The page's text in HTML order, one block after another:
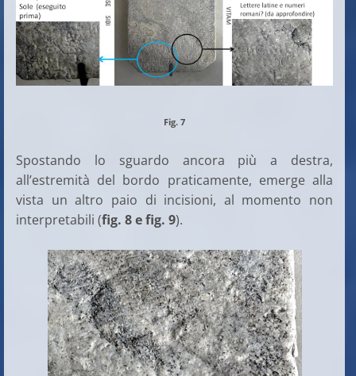
Fig. 7
Spostando lo sguardo ancora più a destra,
all’estremità del bordo praticamente, emerge alla
vista un altro paio di incisioni, al momento non
interpretabili (fig. 8 e fig. 9).